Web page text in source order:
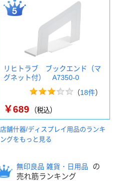
リヒトラブ ブックエンド（マ
グネット付） A7350-0
（18件）
￥689 （税込）
店舗什器/ディスプレイ用品のランキ
ングをもっと見る
無印良品 雑貨・日用品
の
売れ筋ランキング